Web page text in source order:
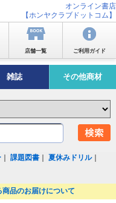
オンライン書店
【ホンヤクラブドットコム】
店舗一覧 ご利用ガイド
雑誌 その他商材
｜課題図書 ｜夏休みドリル｜
商品のお届けについて